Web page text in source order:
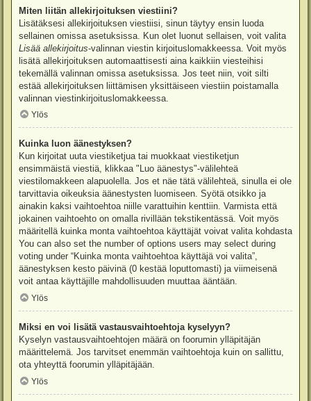
Miten liitän allekirjoituksen viestiini?
Lisätäksesi allekirjoituksen viestiisi, sinun täytyy ensin luoda
sellainen omissa asetuksissa. Kun olet luonut sellaisen, voit valita
Lisää allekirjoitus-valinnan viestin kirjoituslomakkeessa. Voit myös
lisätä allekirjoituksen automaattisesti aina kaikkiin viesteihisi
tekemällä valinnan omissa asetuksissa. Jos teet niin, voit silti
estää allekirjoituksen liittämisen yksittäiseen viestiin poistamalla
valinnan viestinkirjoituslomakkeessa.
Ylös
Kuinka luon äänestyksen?
Kun kirjoitat uuta viestiketjua tai muokkaat viestiketjun
ensimmäistä viestiä, klikkaa "Luo äänestys"-välilehteä
viestilomakkeen alapuolella. Jos et näe tätä välilehteä, sinulla ei ole
tarvittavia oikeuksia äänestysten luomiseen. Syötä otsikko ja
ainakin kaksi vaihtoehtoa niille varattuihin kenttiin. Varmista että
jokainen vaihtoehto on omalla rivillään tekstikentässä. Voit myös
määritellä kuinka monta vaihtoehtoa käyttäjät voivat valita kohdasta
You can also set the number of options users may select during
voting under “Kuinka monta vaihtoehtoa käyttäjä voi valita”,
äänestyksen kesto päivinä (0 kestää loputtomasti) ja viimeisenä
voit antaa käyttäjille mahdollisuuden muuttaa ääntään.
Ylös
Miksi en voi lisätä vastausvaihtoehtoja kyselyyn?
Kyselyn vastausvaihtoehtojen määrä on foorumin ylläpitäjän
määrittelemä. Jos tarvitset enemmän vaihtoehtoja kuin on sallittu,
ota yhteyttä foorumin ylläpitäjään.
Ylös